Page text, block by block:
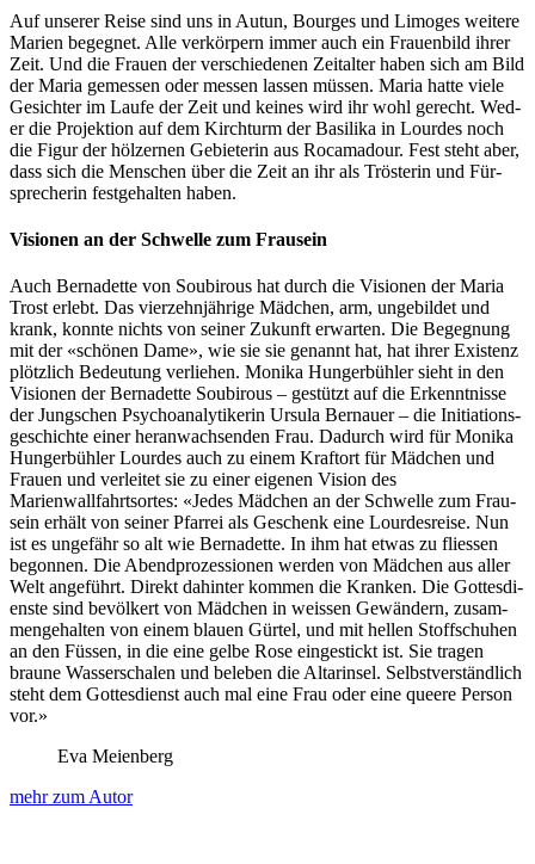
Auf unser­er Reise sind uns in Autun, Bourges und Limo­ges weit­ere
Marien begeg­net. Alle verkör­pern immer auch ein Frauen­bild ihrer
Zeit. Und die Frauen der ver­schiede­nen Zeital­ter haben sich am Bild
der Maria gemessen oder messen lassen müssen. Maria hat­te viele
Gesichter im Laufe der Zeit und keines wird ihr wohl gerecht. Wed­
er die Pro­jek­tion auf dem Kirch­turm der Basi­li­ka in Lour­des noch
die Fig­ur der hölz­er­nen Gebi­eterin aus Roca­madour. Fest ste­ht aber,
dass sich die Men­schen über die Zeit an ihr als Trös­terin und Für­
sprecherin fest­ge­hal­ten haben.
Visionen an der Schwelle zum Frausein
Auch Bernadette von Soubirous hat durch die Visio­nen der Maria
Trost erlebt. Das vierzehn­jährige Mäd­chen, arm, unge­bildet und
krank, kon­nte nichts von sein­er Zukun­ft erwarten. Die Begeg­nung
mit der «schö­nen Dame», wie sie sie genan­nt hat, hat ihrer Exis­tenz
plöt­zlich Bedeu­tung ver­liehen. Moni­ka Hunger­büh­ler sieht in den
Visio­nen der Bernadette Soubirous – gestützt auf die Erken­nt­nisse
der Jungschen Psy­cho­an­a­lytik­erin Ursu­la Bernauer – die Ini­ti­a­tion­s­
geschichte ein­er her­anwach­senden Frau. Dadurch wird für Moni­ka
Hunger­büh­ler Lour­des auch zu einem Kraftort für Mäd­chen und
Frauen und ver­leit­et sie zu ein­er eige­nen Vision des
Marienwallfahrts­ortes: «Jedes Mäd­chen an der Schwelle zum Frau­
sein erhält von sein­er Pfar­rei als Geschenk eine Lour­desreise. Nun
ist es unge­fähr so alt wie Bernadette. In ihm hat etwas zu fliessen
begonnen. Die Abend­prozes­sio­nen wer­den von Mäd­chen aus aller
Welt ange­führt. Direkt dahin­ter kom­men die Kranken. Die Gottes­di­
en­ste sind bevölk­ert von Mäd­chen in weis­sen Gewän­dern, zusam­
menge­hal­ten von einem blauen Gür­tel, und mit hellen Stoff­schuhen
an den Füssen, in die eine gelbe Rose einge­stickt ist. Sie tra­gen
braune Wasser­schalen und beleben die Altarin­sel. Selb­stver­ständlich
ste­ht dem Gottes­di­enst auch mal eine Frau oder eine queere Per­son
vor.»
Eva Meienberg
mehr zum Autor